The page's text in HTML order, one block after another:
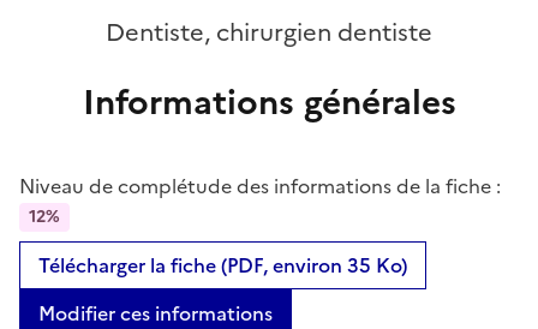
Dentiste, chirurgien dentiste
Informations générales
Niveau de complétude des informations de la fiche :
12%
Télécharger la fiche (PDF, environ 35 Ko)
Modifier ces informations